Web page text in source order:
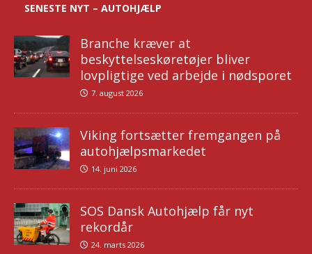
SENESTE NYT – AUTOHJÆLP
Branche kræver at
beskyttelseskøretøjer bliver
lovpligtige ved arbejde i nødsporet
7. august 2026
Viking fortsætter fremgangen på
autohjælpsmarkedet
14. juni 2026
SOS Dansk Autohjælp får nyt
rekordår
24. marts 2026